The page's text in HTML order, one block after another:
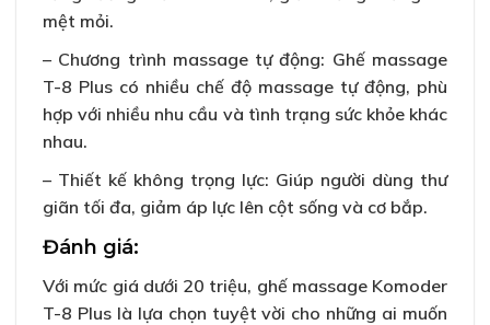
mệt mỏi.
– Chương trình massage tự động: Ghế massage
T-8 Plus có nhiều chế độ massage tự động, phù
hợp với nhiều nhu cầu và tình trạng sức khỏe khác
nhau.
– Thiết kế không trọng lực: Giúp người dùng thư
giãn tối đa, giảm áp lực lên cột sống và cơ bắp.
Đánh giá:
Với mức giá dưới 20 triệu, ghế massage Komoder
T-8 Plus là lựa chọn tuyệt vời cho những ai muốn